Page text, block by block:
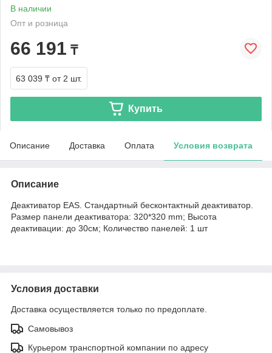
В наличии
Опт и розница
66 191 ₸
63 039 ₸ от 2 шт.
Купить
Описание Доставка Оплата Условия возврата
Описание
Деактиватор EAS. Стандартный бесконтактный деактиватор.
Размер панели деактиватора: 320*320 mm; Высота
деактивации: до 30см; Количество панелей: 1 шт
Условия доставки
Доставка осуществляется только по предоплате.
Самовывоз
Курьером транспортной компании по адресу